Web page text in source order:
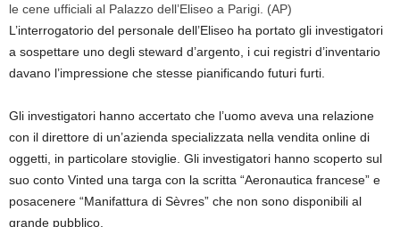
le cene ufficiali al Palazzo dell’Eliseo a Parigi. (AP)
L’interrogatorio del personale dell’Eliseo ha portato gli investigatori
a sospettare uno degli steward d’argento, i cui registri d’inventario
davano l’impressione che stesse pianificando futuri furti.
Gli investigatori hanno accertato che l’uomo aveva una relazione
con il direttore di un’azienda specializzata nella vendita online di
oggetti, in particolare stoviglie. Gli investigatori hanno scoperto sul
suo conto Vinted una targa con la scritta “Aeronautica francese” e
posacenere “Manifattura di Sèvres” che non sono disponibili al
grande pubblico.